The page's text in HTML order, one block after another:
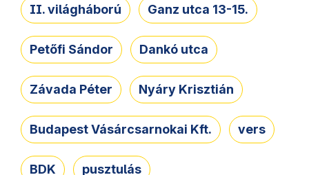
II. világháború Ganz utca 13-15.
Petőfi Sándor Dankó utca
Závada Péter Nyáry Krisztián
Budapest Vásárcsarnokai Kft. vers
BDK pusztulás